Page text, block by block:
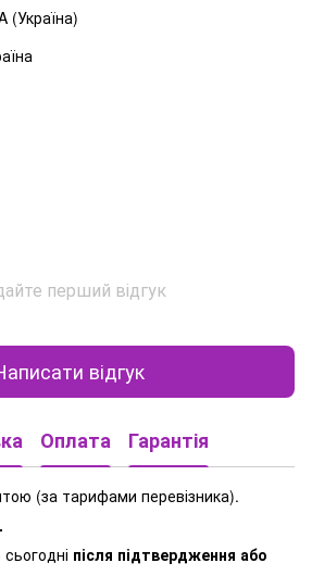
(Україна)
перший відгук
відгук
Оплата Гарантія
(за тарифами перевізника).
після підтвердження або